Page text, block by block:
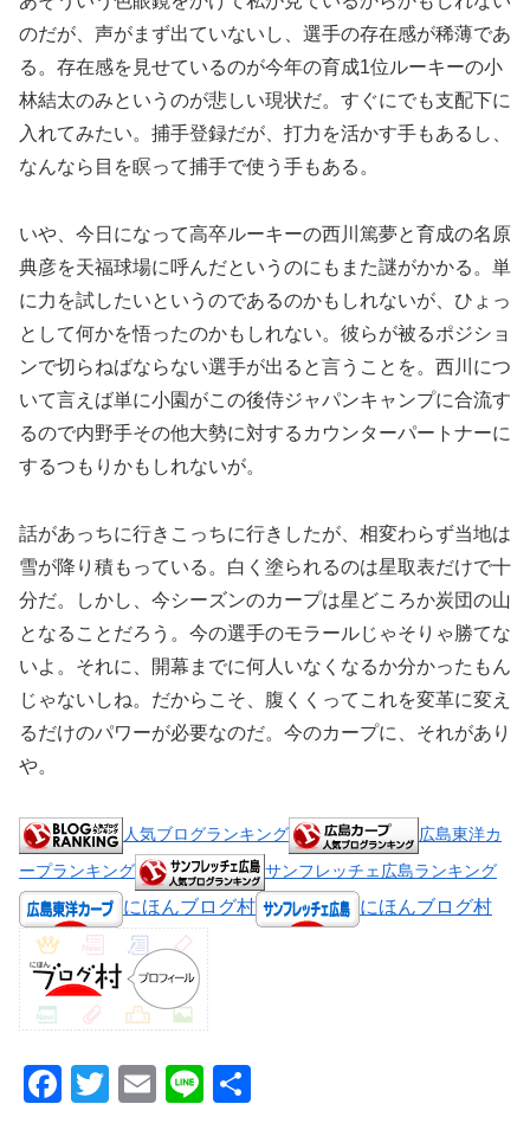
のだが、声がまず出ていないし、選手の存在感が稀薄であ
る。存在感を見せているのが今年の育成1位ルーキーの小
林結太のみというのが悲しい現状だ。すぐにでも支配下に
入れてみたい。捕手登録だが、打力を活かす手もあるし、
なんなら目を瞑って捕手で使う手もある。
いや、今日になって高卒ルーキーの西川篤夢と育成の名原
典彦を天福球場に呼んだというのにもまた謎がかかる。単
に力を試したいというのであるのかもしれないが、ひょっ
として何かを悟ったのかもしれない。彼らが被るポジショ
ンで切らねばならない選手が出ると言うことを。西川につ
いて言えば単に小園がこの後侍ジャパンキャンプに合流す
るので内野手その他大勢に対するカウンターパートナーに
するつもりかもしれないが。
話があっちに行きこっちに行きしたが、相変わらず当地は
雪が降り積もっている。白く塗られるのは星取表だけで十
分だ。しかし、今シーズンのカープは星どころか炭団の山
となることだろう。今の選手のモラールじゃそりゃ勝てな
いよ。それに、開幕までに何人いなくなるか分かったもん
じゃないしね。だからこそ、腹くくってこれを変革に変え
るだけのパワーが必要なのだ。今のカープに、それがあり
や。
人気ブログランキング
広島東洋カ
ープランキング
サンフレッチェ広島ランキング
にほんブログ村 にほんブログ村
F
T
E
Li